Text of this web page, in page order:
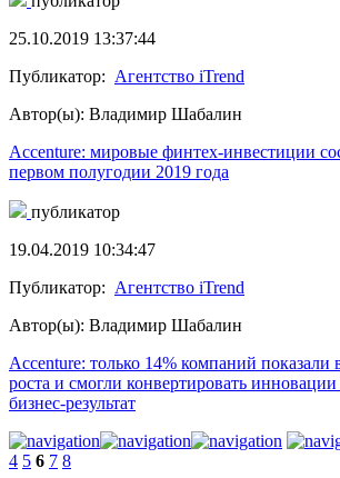
25.10.2019 13:37:44
Публикатор: Агентство iTrend
Автор(ы): Владимир Шабалин
Accenture: мировые финтех-инвестиции
первом полугодии 2019 года
публикатор
19.04.2019 10:34:47
Публикатор: Агентство iTrend
Автор(ы): Владимир Шабалин
Accenture: только 14% компаний
роста и смогли конвертировать
бизнес-результат
4 5 6 7 8